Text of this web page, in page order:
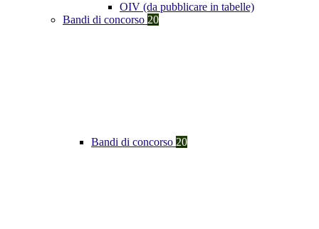
OIV (da pubblicare in tabelle)
Bandi di concorso 20
Bandi di concorso 20